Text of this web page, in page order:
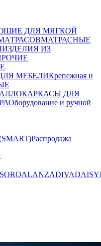
ДЛЯ МЯГКОЙ
МАТРАСНЫЕ
ИЗДЕЛИЯ ИЗ
МЕБЕЛИКрепежная и
ДЛЯ
Оборудование и ручной
Распродажа
SOROALANZADIVADAISY